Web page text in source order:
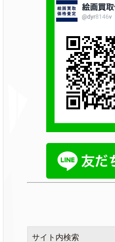
サイト内検索